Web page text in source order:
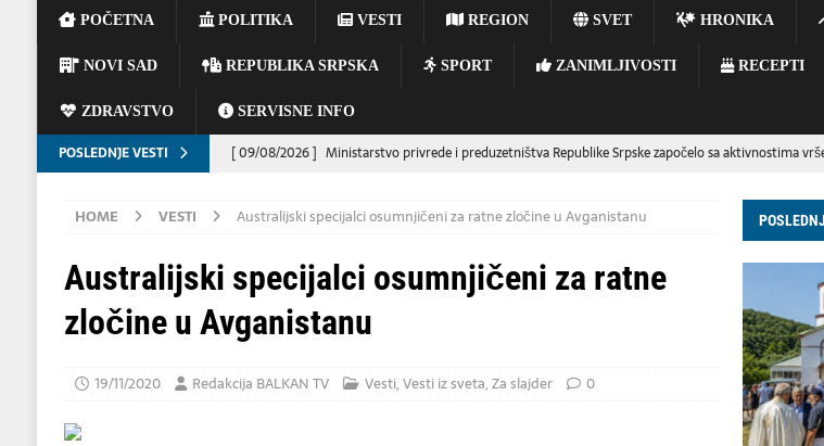
POČETNA POLITIKA VESTI REGION SVET HRONIKA
NOVI SAD REPUBLIKA SRPSKA SPORT ZANIMLJIVOSTI RECEPTI
ZDRAVSTVO SERVISNE INFO
POSLEDNJE VESTI [ 09/08/2026 ] Ministarstvo privrede i preduzetništva Republike Srpske započelo sa aktivnostima
[ 08/08/2026 ] Ambasada Kraljevine Maroko obeležila 27 godina od stupanja kralja Muhameda VI na
marokansko-srpsko prijateljstvo!
DRUŠTVO
[ 08/08/2026 ]
BLACK COUNTRY, NEW ROAD
[ 07/08/2026 ] Senat SAD usvojio zakon o pooštravanju sankcija Rusiji i Iranu.
EKONOMIJA
[ 09/08/2026 ] PANTELINDAN – DAN KADA SRPSKA SELA ČUVAJU TRADICIJU I OKUPLJAJU SVOJ
HOME VESTI Australijski specijalci osumnjičeni za ratne zločine u Avganistanu
Australijski specijalci osumnjičeni za ratne
zločine u Avganistanu
19/11/2020 Redakcija BALKAN TV Vesti,Vesti iz sveta,Za slajder 0